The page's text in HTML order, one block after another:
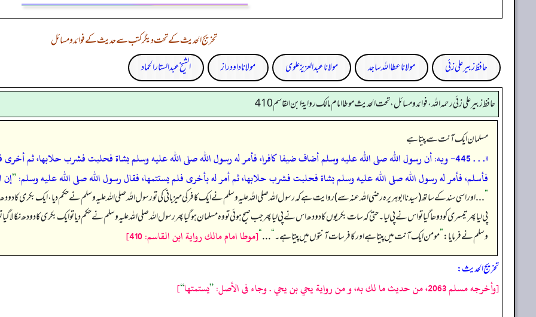
تخریج الحدیث کے تحت دیگر کتب سے حدیث کے فوائد و مسائل
حافظ زبیر علی زئی
مولانا عطا اللہ ساجد مولانا عبد العزیز علوی مولانا داود راز الشیخ عبدالستار الحماد
حافظ زبير على زئي رحمه الله، فوائد و مسائل، تحت الحديث موطا امام مالك رواية ابن القاسم 410
مسلمان ایک آنت سے پیتا ہے
«. . . 445- وبه: أن رسول الله صلى الله عليه وسلم أضاف ضيفا كافرا، فأمر له رسول الله صلى الله عليه وسلم بشاة فحلبت فشرب حلابها،
فأسلم، فأمر له رسول الله صلى الله عليه وسلم بشاة فحلبت فشرب حلابها، ثم أمر له بأخرى فلم يستتمها، فقال رسول الله صلى الله عليه وسلم:”إن
”. . . اور اسی سند کے ساتھ (سیدنا ابوہریرہ رضی اللہ عنہ سے) روایت ہے کہ رسول اللہ صلی اللہ علیہ وسلم نے ایک کافر کی میزبانی کی تو رسول اللہ صلی اللہ علیہ وسلم نے حکم دیا، ایک بکری کا
پی لیا پھر تیسری کو دوھا گیا تو اس نے پی لیا۔ حتیٰ کہ سات بکریوں کا دودھ اس نے پی لیا پھر جب صبح ہوئی تو وہ مسلمان ہو گیا پھر رسول اللہ صلی اللہ علیہ وسلم نے حکم دیا تو ایک بکری کا دودھ نکالا گیا
وسلم نے فرمایا:”مومن ایک آنت میں پیتا ہے اور کافر سات آنتوں میں پیتا ہے۔“
. . .
“[موطا امام مالك رواية ابن القاسم: 410]
تخریج الحدیث:
[وأخرجه مسلم 2063، من حديث ما لك به، و من رواية يحي بن يحي . وجاء فى الأصل: ”يستمتها“
]